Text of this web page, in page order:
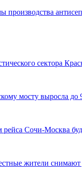
производства
сектора
мосту выросла до
рейса Сочи-Москва
жители